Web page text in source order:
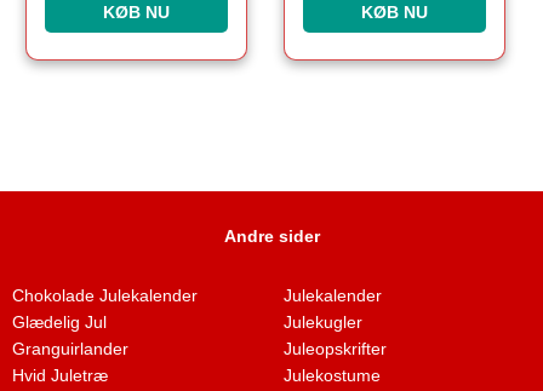
KØB NU KØB NU
Andre sider
Chokolade Julekalender
Glædelig Jul
Granguirlander
Hvid Juletræ
Julekalender
Julekugler
Juleopskrifter
Julekostume